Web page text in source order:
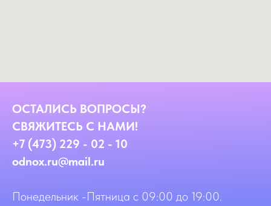
ОСТАЛИСЬ ВОПРОСЫ?
СВЯЖИТЕСЬ С НАМИ!
+7 (473) 229 - 02 - 10
odnox.ru@mail.ru
Понедельник -Пятница с 09:00 до 19:00.